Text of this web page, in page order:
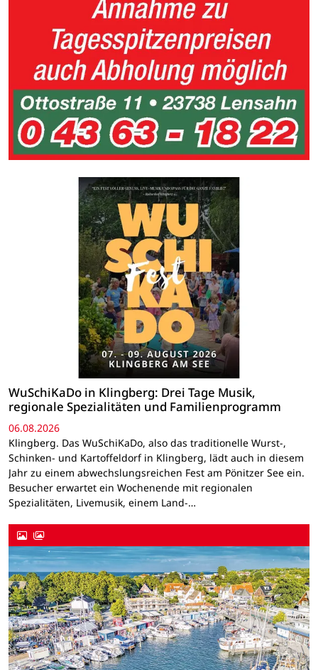
WuSchiKaDo in Klingberg: Drei Tage Musik,
regionale Spezialitäten und Familienprogramm
06.08.2026
Klingberg. Das WuSchiKaDo, also das traditionelle Wurst-,
Schinken- und Kartoffeldorf in Klingberg, lädt auch in diesem
Jahr zu einem abwechslungsreichen Fest am Pönitzer See ein.
Besucher erwartet ein Wochenende mit regionalen
Spezialitäten, Livemusik, einem Land-…